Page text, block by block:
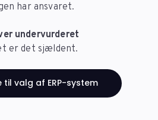
har ansvaret.
undervurderet
er det sjældent.
til valg af ERP-system